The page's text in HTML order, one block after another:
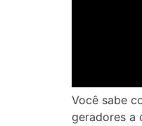
Você sabe
geradores a